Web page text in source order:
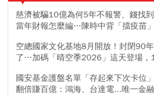
慈濟被騙10億為何5年不報警、錢找到
當年財報怎麼編…陳時中背「擋疫苗
空總國家文化基地8月開放！封閉90
了…加碼「晴空季2026」這天登場，
國安基金護盤名單「存起來下次卡位
翻倍賺百億：鴻海、台達電...唯一金